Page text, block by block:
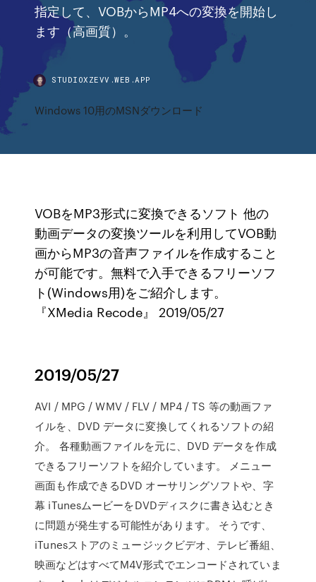
指定して、VOBからMP4への変換を開始し
ます（高画質）。
STUDIOXZEVV.WEB.APP
Windows 10用のMSNダウンロード
VOBをMP3形式に変換できるソフト 他の
動画データの変換ツールを利用してVOB動
画からMP3の音声ファイルを作成すること
が可能です。無料で入手できるフリーソフ
ト(Windows用)をご紹介します。
『XMedia Recode』 2019/05/27
2019/05/27
AVI / MPG / WMV / FLV / MP4 / TS 等の動画ファ
イルを、DVD データに変換してくれるソフトの紹
介。 各種動画ファイルを元に、DVD データを作成
できるフリーソフトを紹介しています。 メニュー
画面も作成できるDVD オーサリングソフトや、字
幕 iTunesムービーをDVDディスクに書き込むとき
に問題が発生する可能性があります。 そうです、
iTunesストアのミュージックビデオ、テレビ番組、
映画などはすべてM4V形式でエンコードされていま